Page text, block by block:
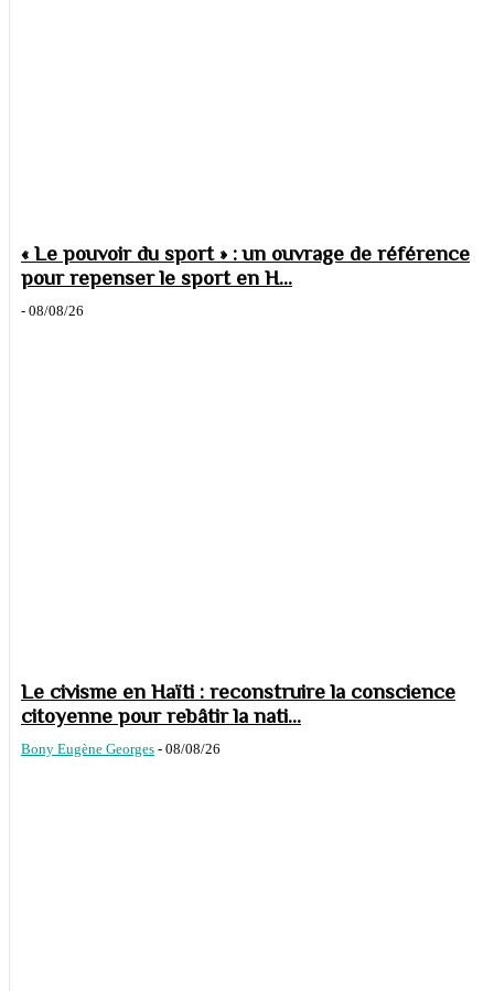
« Le pouvoir du sport » : un ouvrage de référence
pour repenser le sport en H...
- 08/08/26
Le civisme en Haïti : reconstruire la conscience
citoyenne pour rebâtir la nati...
Bony Eugène Georges - 08/08/26